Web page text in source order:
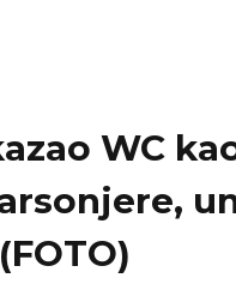
WC